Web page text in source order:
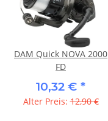
DAM Quick NOVA 2000
FD
10,32 € *
Alter Preis:12,90 €